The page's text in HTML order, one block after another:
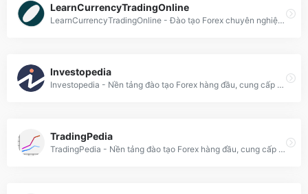
LearnCurrencyTradingOnline
LearnCurrencyTradingOnline - Đào tạo Forex chuyên nghiệp từ cơ bản đến nâng cao, cung cấp kiến thức và công cụ giao dịch ngoại hối hiệu quả nhất.
Investopedia
Investopedia - Nền tảng đào tạo Forex hàng đầu, cung cấp kiến thức tài chính, phân tích thị trường và chiến lược giao dịch chuyên sâu cho nhà đầu tư.
TradingPedia
TradingPedia - Nền tảng đào tạo Forex hàng đầu, cung cấp kiến thức chuyên sâu, chiến lược giao dịch và phân tích thị trường cho nhà đầu tư.